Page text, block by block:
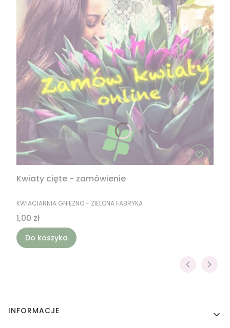
Kwiaty cięte - zamówienie
PRODUCENT
KWIACIARNIA GNIEZNO - ZIELONA FABRYKA
Cena
1,00 zł
Do koszyka
Linki w stopce
INFORMACJE